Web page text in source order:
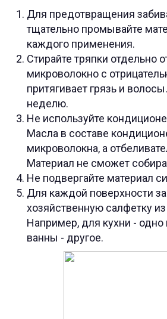
Для предотвращения
тщательно промывайте
каждого применения.
Стирайте тряпки отдельно
микроволокно с
притягивает грязь и
неделю.
Не используйте
Масла в составе
микроволокна, а
Материал не сможет
Не подвергайте материал
Для каждой поверхности
хозяйственную салфетку
Например, для кухни - одно
ванны - другое.